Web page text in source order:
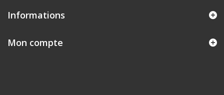
Informations
Mon compte